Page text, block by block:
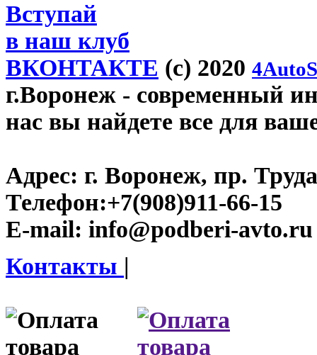
Вступай
в наш клуб
ВКОНТАКТЕ (c) 2020
г.Воронеж - современный
нас вы найдете все для
Адрес: г. Воронеж, пр.
Телефон:+7(908)911-66-15
E-mail: info@podberi-avto.ru
Контакты |